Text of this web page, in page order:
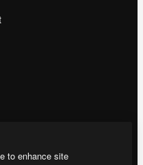
to enhance site